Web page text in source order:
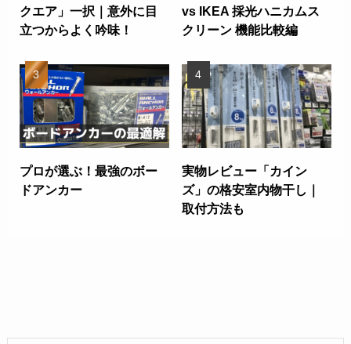
クエア」一択｜意外に目
立つからよく吟味！
vs IKEA 採光ハニカムス
クリーン 機能比較編
プロが選ぶ！最強のボー
ドアンカー
実物レビュー「カイン
ズ」の格安室内物干し｜
取付方法も